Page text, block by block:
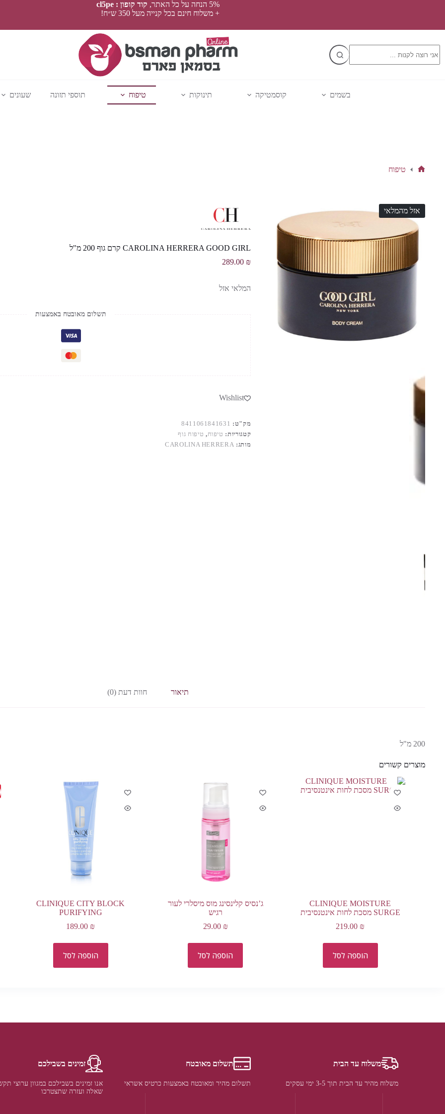
5% הנחה על כל האתר,
קוד קופון : cl5pe
+ משלוח חינם בכל קנייה מעל 350 ש״ח!
results
בשמים קוסמטיקה תינוקות טיפוח תוספי תזונה שעונים
טיפוח
אזל מהמלאי
CAROLINA HERRERA GOOD GIRL קרם גוף 200 מ"ל
289.00 ₪
המלאי אזל
תשלום מאובטח באמצעות
Wishlist
מק"ט: 8411061841631
קטגוריות: טיפוח, טיפוח גוף
מותג: CAROLINA HERRERA
תיאור חוות דעת (0)
200 מ"ל
מוצרים קשורים
CLINIQUE MOISTURE
SURGE מסכת לחות אינטנסיבית
219.00 ₪
הוספה לסל
ג’נסיס קלינסינג מוס מיסלרי לעור
רגיש
29.00 ₪
הוספה לסל
CLINIQUE CITY BLOCK
PURIFYING
189.00 ₪
הוספה לסל
משלוח עד הבית
משלוח מהיר עד הבית תוך 3-5 ימי עסקים
תשלום מאובטח
תשלום מהיר ומאובטח באמצעות כרטיס אשראי
זמינים בשבילכם
אנו זמינים בשבילכם במגוון ערוצי
שאלה ועזרה שתצטרכו